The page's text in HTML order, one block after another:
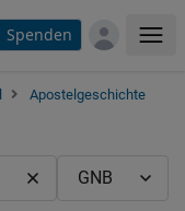
Spenden
Apostelgeschichte